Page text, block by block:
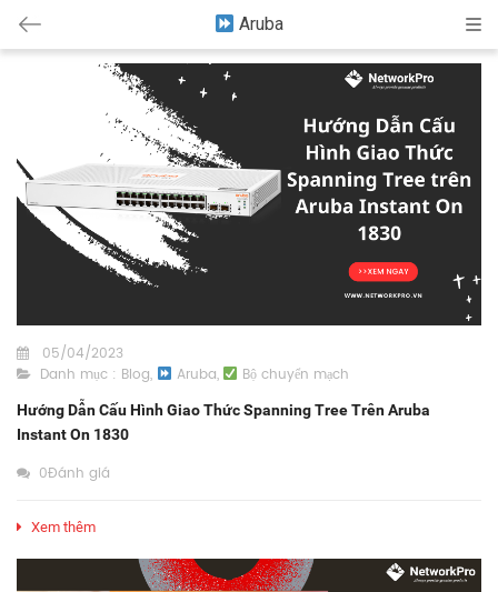
Aruba
05/04/2023
Danh mục : Blog, Aruba, Bộ chuyển mạch
Hướng Dẫn Cấu Hình Giao Thức Spanning Tree Trên Aruba
Instant On 1830
0Đánh giá
Xem thêm